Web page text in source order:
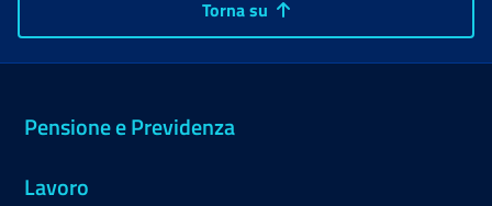
Torna su
Pensione e Previdenza
Lavoro